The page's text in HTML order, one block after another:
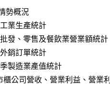
勢概況
業生產統計
發、零售及餐飲業營業額統計
銷訂單統計
製造業產值統計
櫃公司營收、營業利益、營業